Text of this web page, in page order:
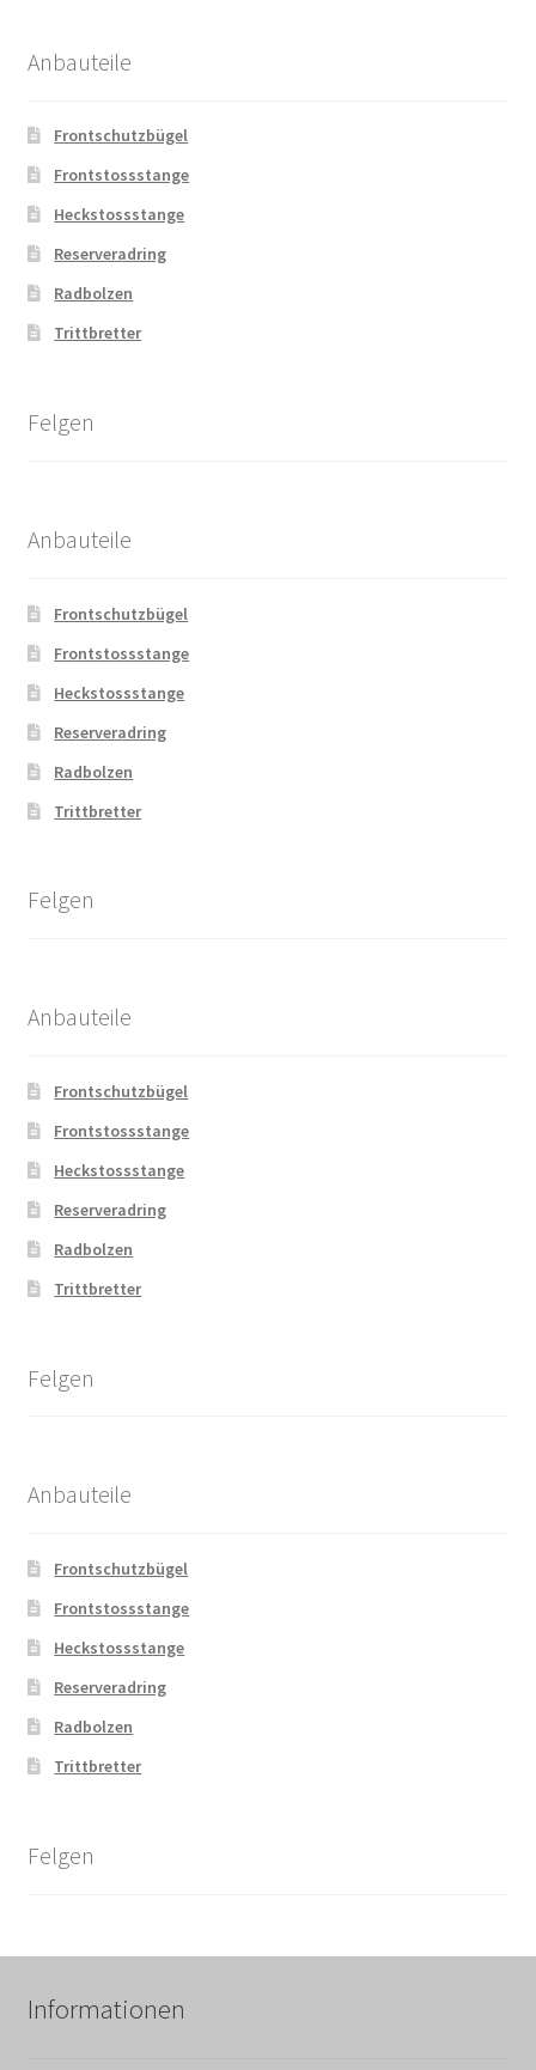
Anbauteile
Frontschutzbügel
Frontstossstange
Heckstossstange
Reserveradring
Radbolzen
Trittbretter
Felgen
Anbauteile
Frontschutzbügel
Frontstossstange
Heckstossstange
Reserveradring
Radbolzen
Trittbretter
Felgen
Anbauteile
Frontschutzbügel
Frontstossstange
Heckstossstange
Reserveradring
Radbolzen
Trittbretter
Felgen
Anbauteile
Frontschutzbügel
Frontstossstange
Heckstossstange
Reserveradring
Radbolzen
Trittbretter
Felgen
Informationen